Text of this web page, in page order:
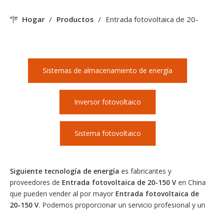
Hogar / Productos / Entrada fotovoltaica de 20-
Sistemas de almacenamiento de energía
Inversor fotovoltaico
Sistema fotovoltaico
Siguiente tecnología de energía es fabricantes y
proveedores de Entrada fotovoltaica de 20-150 V en China
que pueden vender al por mayor Entrada fotovoltaica de
20-150 V. Podemos proporcionar un servicio profesional y un